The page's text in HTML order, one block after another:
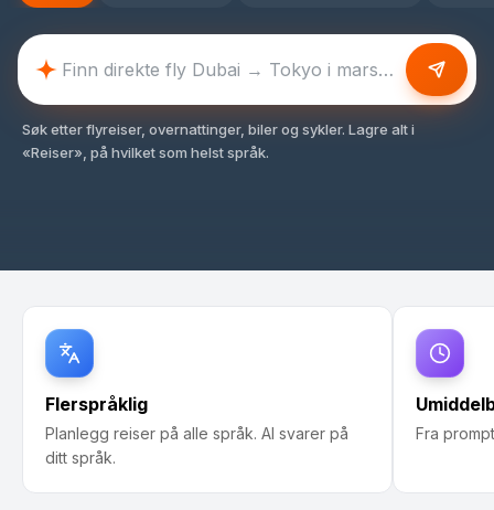
Søk etter flyreiser, overnattinger, biler og sykler. Lagre alt i
«Reiser», på hvilket som helst språk.
Flerspråklig
Planlegg reiser på alle språk. AI svarer på
ditt språk.
Fra